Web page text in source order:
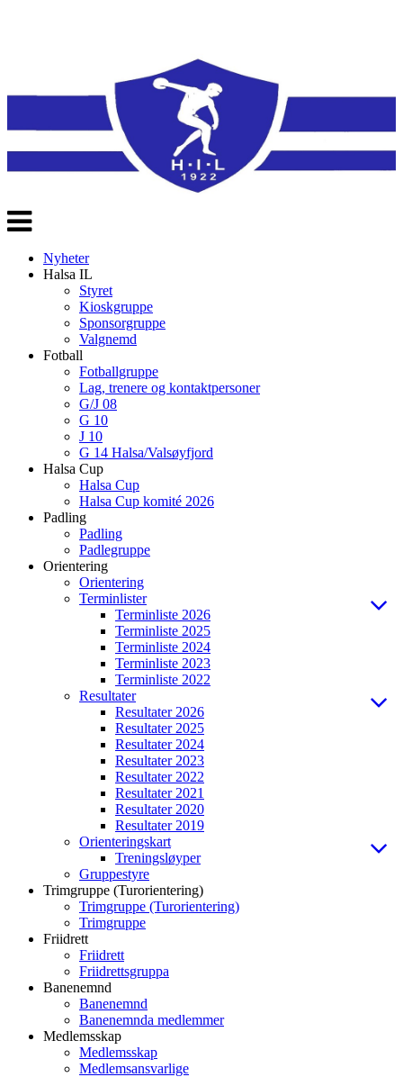
Veksle
navigasjon
Nyheter
Halsa IL
Styret
Kioskgruppe
Sponsorgruppe
Valgnemd
Fotball
Fotballgruppe
Lag, trenere og kontaktpersoner
G/J 08
G 10
J 10
G 14 Halsa/Valsøyfjord
Halsa Cup
Halsa Cup
Halsa Cup komité 2026
Padling
Padling
Padlegruppe
Orientering
Orientering
Terminlister
Terminliste 2026
Terminliste 2025
Terminliste 2024
Terminliste 2023
Terminliste 2022
Resultater
Resultater 2026
Resultater 2025
Resultater 2024
Resultater 2023
Resultater 2022
Resultater 2021
Resultater 2020
Resultater 2019
Orienteringskart
Treningsløyper
Gruppestyre
Trimgruppe (Turorientering)
Trimgruppe (Turorientering)
Trimgruppe
Friidrett
Friidrett
Friidrettsgruppa
Banenemnd
Banenemnd
Banenemnda medlemmer
Medlemsskap
Medlemsskap
Medlemsansvarlige